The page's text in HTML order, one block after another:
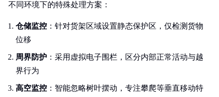
不同环境下的特殊处理方案：
仓储监控 ：针对货架区域设置静态保护区，仅检测货物
位移
周界防护 ：采用虚拟电子围栏，区分内部正常活动与越
界行为
高空监控 ：智能忽略树叶摆动，专注攀爬等垂直移动特